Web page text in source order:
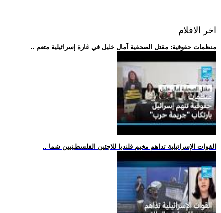
اخر الافلام
.. منظمات حقوقية: مقتل الصحفية آمال خليل في غارة إسرائيلية متعم
.. القوات الإسرائيلية تداهم مخيم قلنديا للاجئين الفلسطينيين شما